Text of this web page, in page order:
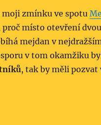
zmínku ve spotu
proč místo otevření
mejdan v
v tom okamžiku
, tak by měli pozvat